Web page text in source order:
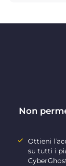
Non
Ottieni
su tutti i